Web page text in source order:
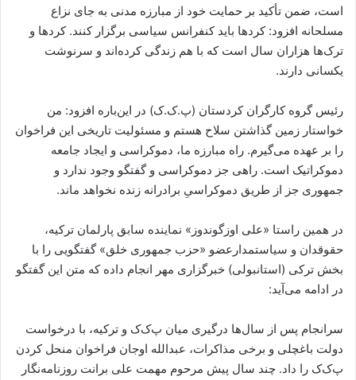
است، ضمن تأکید بر حمایت خود از مبارزه مدنی به جای نزاع
مسلحانه افزود: کردها باید کنفرانس سیاسی برگزار کنند. کردها و
ترک‌ها هزاران سال است که با هم زندگی کرده‌اند و سرنوشت
یکسانی دارند.
رئیس گروه کارگران کردستان (پ.ک.ک) در این‌باره افزود: من
خواستار زمین گذاشتن سلاح هستم و مسئولیت تاریخی این فراخوان
را بر عهده می‌گیرم. راه مبارزه ما، دموکراسی و ایجاد جامعه
دموکراتیک است. راهی جز دموکراسی و گفتگو وجود ندارد و
جمهوری جز از طریق دموکراسیِ برادرانه زنده نخواهد ماند.
در همین راستا «علی اوزگوندوز» نماینده سابق پارلمان ترکیه،
حقوقدان و سیاستمدارعضو «حزب جمهوری خلق» گفتگویی را با
بخش ترکی (استانبولی) خبرگزاری مهر انجام داده که متن این گفتگو
در ادامه می‌آید:
سرانجام پس از سال‌ها درگیری میان پ‌ک‌ک و ترکیه، با درخواست
دولت باغچلی و برخی مذاکرات، عبدالله اوجان فراخوان منحل کردن
پ‌ک‌ک را داد. چند سال پیش مرحوم مهمت علی برانت روزنامه‌نگار